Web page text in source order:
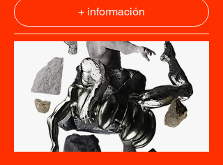
+ información